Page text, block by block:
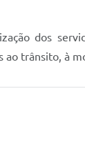
dos
ao trânsito, à